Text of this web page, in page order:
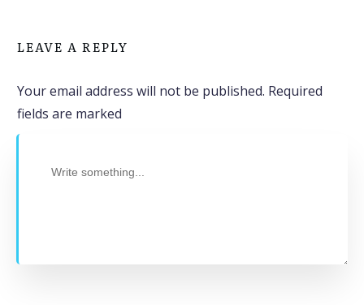
LEAVE A REPLY
Your email address will not be published. Required
fields are marked